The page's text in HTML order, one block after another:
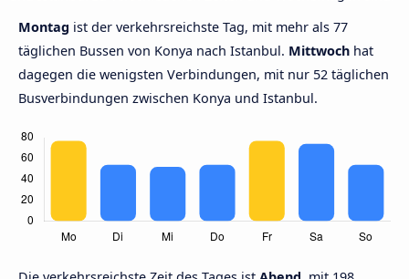
Montag ist der verkehrsreichste Tag, mit mehr als 77
täglichen Bussen von Konya nach Istanbul. Mittwoch hat
dagegen die wenigsten Verbindungen, mit nur 52 täglichen
Busverbindungen zwischen Konya und Istanbul.